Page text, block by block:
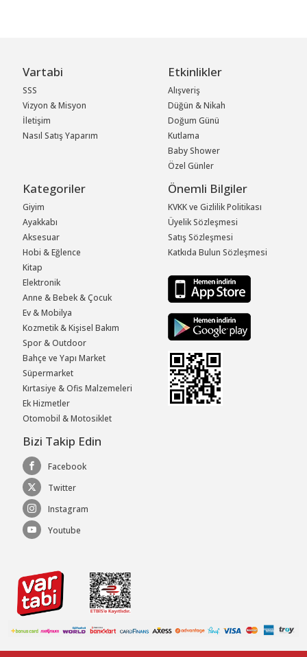
Vartabi
SSS
Vizyon & Misyon
İletişim
Nasıl Satış Yaparım
Etkinlikler
Alışveriş
Düğün & Nikah
Doğum Günü
Kutlama
Baby Shower
Özel Günler
Kategoriler
Giyim
Ayakkabı
Aksesuar
Hobi & Eğlence
Kitap
Elektronik
Anne & Bebek & Çocuk
Ev & Mobilya
Kozmetik & Kişisel Bakım
Spor & Outdoor
Bahçe ve Yapı Market
Süpermarket
Kırtasiye & Ofis Malzemeleri
Ek Hizmetler
Otomobil & Motosiklet
Önemli Bilgiler
KVKK ve Gizlilik Politikası
Üyelik Sözleşmesi
Satış Sözleşmesi
Katkıda Bulun Sözleşmesi
Bizi Takip Edin
Facebook
Twitter
Instagram
Youtube